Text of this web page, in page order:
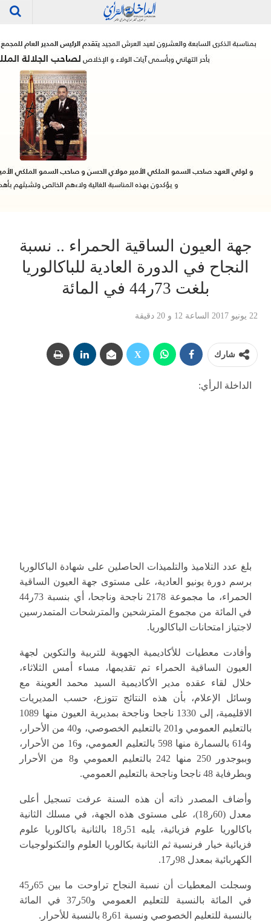
جهة العيون الساقية الحمراء .. نسبة
النجاح في الدورة العادية للباكالوريا
بلغت 73ر44 في المائة
22 يونيو 2017 الساعة 12 و 20 دقيقة
شارك
الداخلة الرأي:
بلغ عدد التلاميذ والتلميذات الحاصلين على شهادة الباكالوريا
برسم دورة يونيو العادية، على مستوى جهة العيون الساقية
الحمراء، ما مجموعة 2178 ناجحة وناجحا، أي بنسبة 73ر44
في المائة من مجموع المترشحين والمترشحات المتمدرسين
لاجتياز امتحانات الباكالوريا.
وأفادت معطيات للأكاديمية الجهوية للتربية والتكوين لجهة
العيون الساقية الحمراء تم تقديمها، مساء أمس الثلاثاء،
خلال لقاء عقده مدير الأكاديمية السيد محمد العوينة مع
وسائل الإعلام، بأن هذه النتائج تتوزع، حسب المديريات
الاقليمية، إلى 1330 ناجحا وناجحة بمديرية العيون منها 1089
بالتعليم العمومي و201 بالتعليم الخصوصي، و40 من الأحرار،
و614 بالسمارة منها 598 بالتعليم العمومي، و16 من الأحرار،
وببوجدور 250 منها 242 بالتعليم العمومي و8 من الأحرار
وبطرفاية 48 ناجحا وناجحة بالتعليم العمومي.
وأضاف المصدر ذاته أن هذه السنة عرفت تسجيل أعلى
معدل (60ر18)، على مستوى هذه الجهة، في مسلك الثانية
باكالوريا علوم فزيائية، يليه 51ر18 بالثانية باكالوريا علوم
فزيائية خيار فرنسية ثم الثانية بكالوريا العلوم والتكنولوجيات
الكهربائية بمعدل 98ر17.
وسجلت المعطيات أن نسبة النجاح تراوحت ما بين 65ر45
في المائة بالنسبة للتعليم العمومي و50ر37 في المائة
بالنسبة للتعليم الخصوصي ونسبة 61ر8 بالنسبة للأحرار.